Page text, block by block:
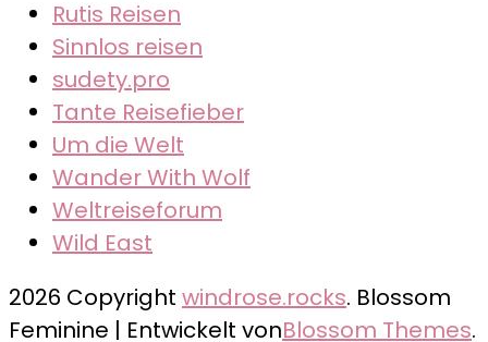
Rutis Reisen
Sinnlos reisen
sudety.pro
Tante Reisefieber
Um die Welt
Wander With Wolf
Weltreiseforum
Wild East
2026 Copyright windrose.rocks. Blossom
Feminine | Entwickelt vonBlossom Themes.